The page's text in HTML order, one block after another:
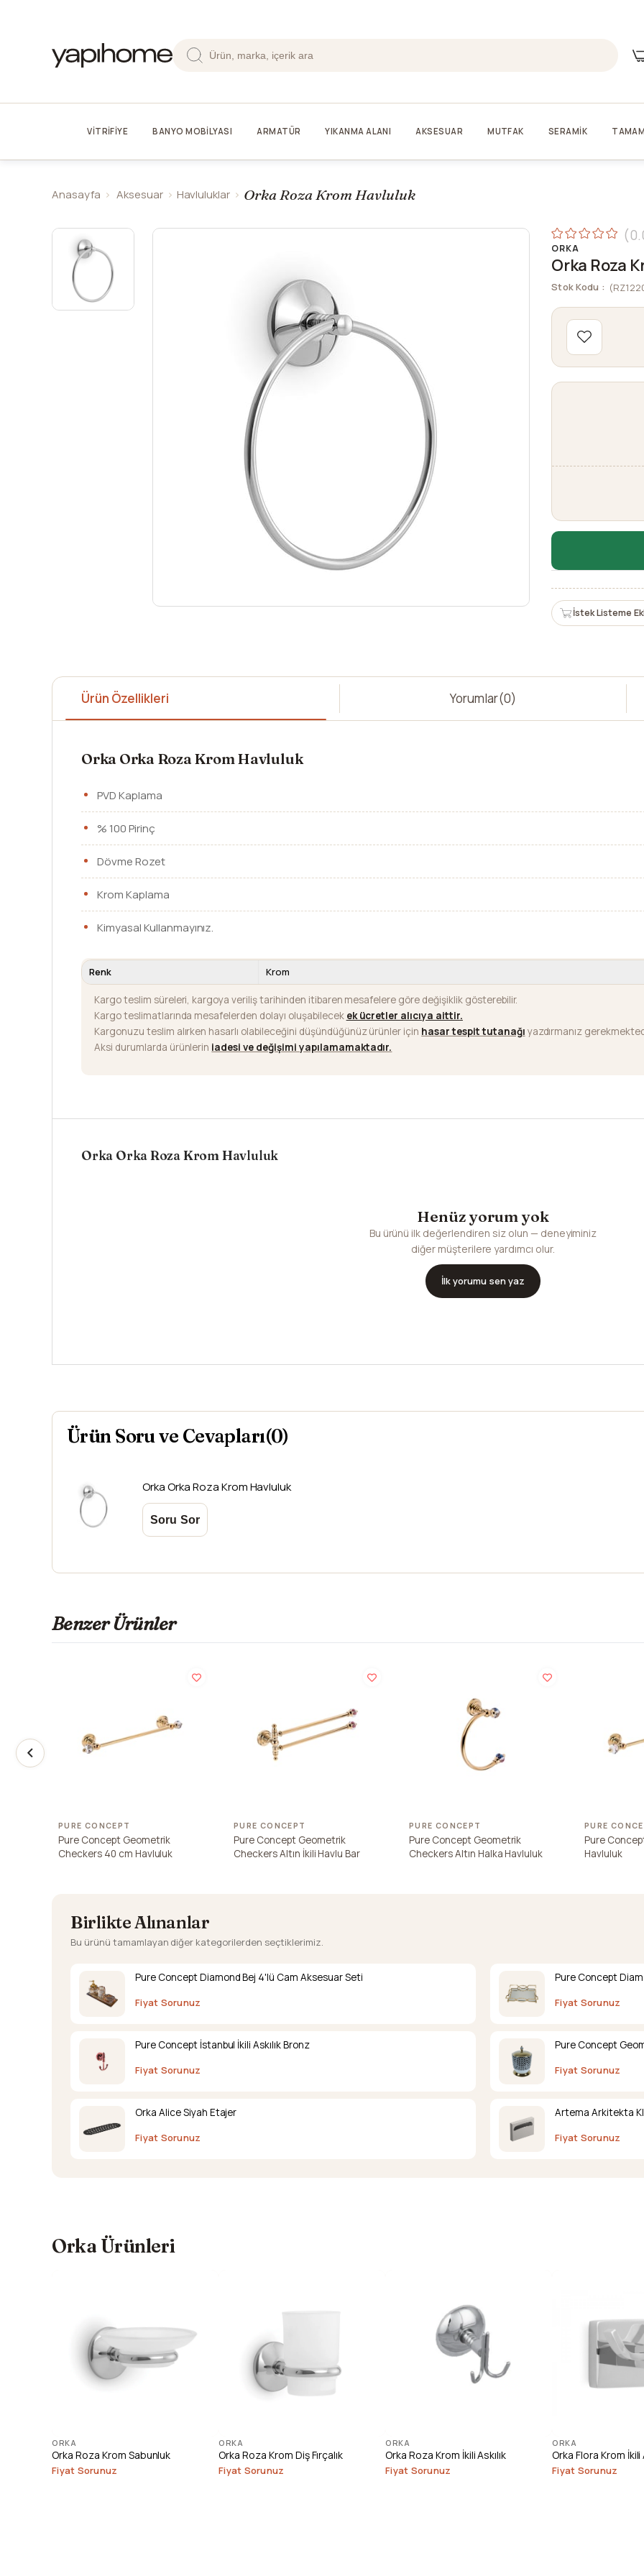
VİTRİFİYE BANYO MOBİLYASI ARMATÜR YIKANMA ALANI AKSESUAR MUTFAK SERAMİK
Anasayfa Aksesuar Havluluklar Orka Roza Krom Havluluk
ORKA
Orka Roza
Stok Kodu
İstek Listeme
Ürün Özellikleri Yorumlar(0)
Orka Orka Roza Krom Havluluk
PVD Kaplama
% 100 Pirinç
Dövme Rozet
Krom Kaplama
Kimyasal Kullanmayınız.
Renk Krom
Kargo teslim süreleri, kargoya veriliş tarihinden itibaren mesafelere göre değişiklik gösterebilir.
Kargo teslimatlarında mesafelerden dolayı oluşabilecek ek ücretler alıcıya aittir.
Kargonuzu teslim alırken hasarlı olabileceğini düşündüğünüz ürünler için hasar tespit tutanağı yazdırmanız
Aksi durumlarda ürünlerin iadesi ve değişimi yapılamamaktadır.
Orka Orka Roza Krom Havluluk
Henüz yorum yok
Bu ürünü ilk değerlendiren siz olun — deneyiminiz
diğer müşterilere yardımcı olur.
İlk yorumu sen yaz
Ürün Soru ve Cevapları(0)
OrkaOrka Roza Krom Havluluk
Benzer Ürünler
PURE CONCEPT
Pure Concept Geometrik
Checkers 40 cm Havluluk
PURE CONCEPT
Pure Concept Geometrik
Checkers Altın İkili Havlu Bar
PURE CONCEPT
Pure Concept Geometrik
Checkers Altın Halka Havluluk
PURE
Pure
Havluluk
Birlikte Alınanlar
Bu ürünü tamamlayan diğer kategorilerden seçtiklerimiz.
Pure Concept Diamond Bej 4'lü Cam Aksesuar Seti
Fiyat Sorunuz
Pure Concept
Fiyat Sorunuz
Pure Concept İstanbul İkili Askılık Bronz
Fiyat Sorunuz
Pure Concept
Fiyat Sorunuz
Orka Alice Siyah Etajer
Fiyat Sorunuz
Artema Arkitekta
Fiyat Sorunuz
Orka Ürünleri
ORKA
Orka Roza Krom Sabunluk
Fiyat Sorunuz
ORKA
Orka Roza Krom Diş Fırçalık
Fiyat Sorunuz
ORKA
Orka Roza Krom İkili Askılık
Fiyat Sorunuz
ORKA
Orka Flora Krom İkili
Fiyat Sorunuz